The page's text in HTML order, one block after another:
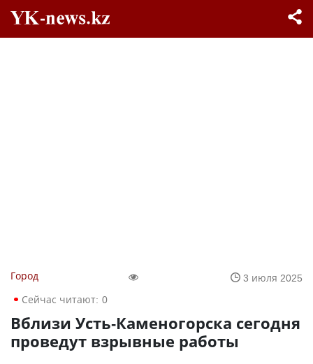
Город
3 июля 2025
Сейчас читают: 0
Вблизи Усть-Каменогорска сегодня
проведут взрывные работы